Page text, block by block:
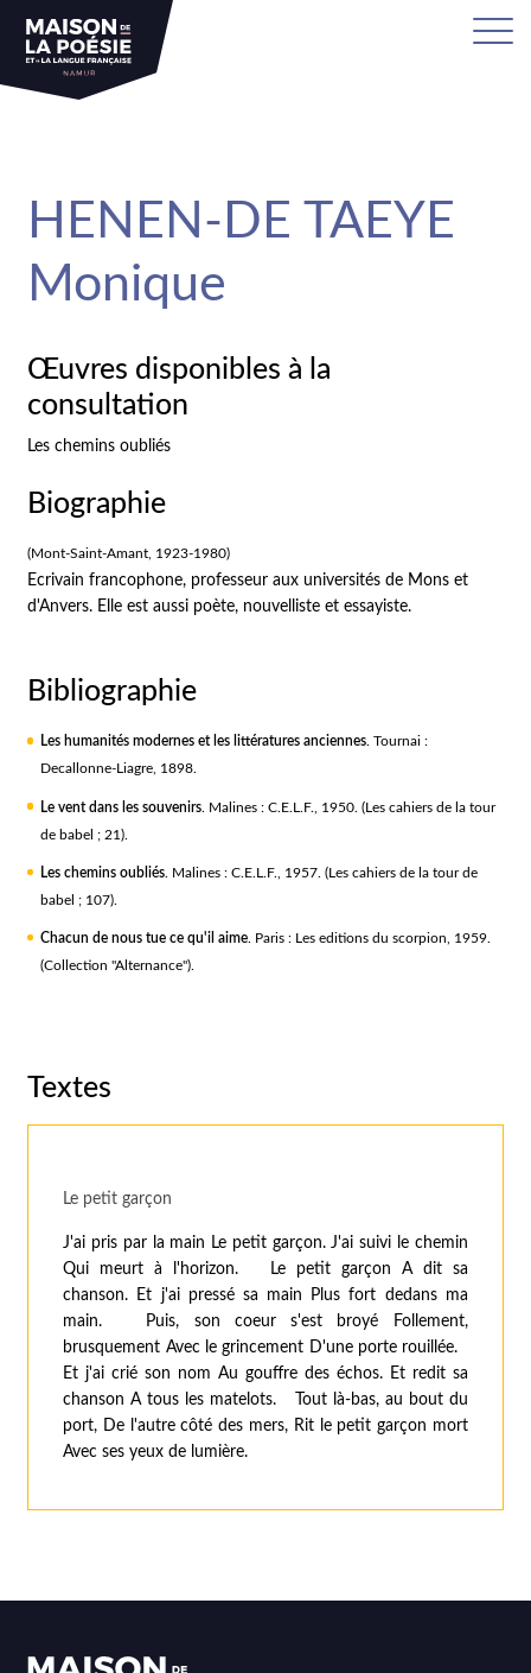
HENEN-DE TAEYE
Monique
Œuvres disponibles à la
consultation
Les chemins oubliés
Biographie
(Mont-Saint-Amant, 1923-1980)
Ecrivain francophone, professeur aux universités de Mons et
d'Anvers. Elle est aussi poète, nouvelliste et essayiste.
Bibliographie
Les humanités modernes et les littératures anciennes. Tournai :
Decallonne-Liagre, 1898.
Le vent dans les souvenirs. Malines : C.E.L.F., 1950. (Les cahiers de la tour
de babel ; 21).
Les chemins oubliés. Malines : C.E.L.F., 1957. (Les cahiers de la tour de
babel ; 107).
Chacun de nous tue ce qu'il aime. Paris : Les editions du scorpion, 1959.
(Collection "Alternance").
Textes
Le petit garçon
J'ai pris par la main Le petit garçon. J'ai suivi le chemin
Qui meurt à l'horizon. Le petit garçon A dit sa
chanson. Et j'ai pressé sa main Plus fort dedans ma
main. Puis, son coeur s'est broyé Follement,
brusquement Avec le grincement D'une porte rouillée.
Et j'ai crié son nom Au gouffre des échos. Et redit sa
chanson A tous les matelots. Tout là-bas, au bout du
port, De l'autre côté des mers, Rit le petit garçon mort
Avec ses yeux de lumière.